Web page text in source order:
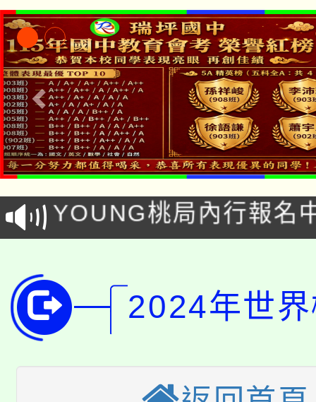
「本色祭」8/29、30在
場熱烈登場!
8/21下午1時於龍潭區
徵才活動。
YOUNG桃局內行報名
局官網。
8月14至27日，桃園電
開!
115年桃園市運動會8/
田徑場及游泳池舉行。
桃園市低收入戶享有免
半價優惠，詳情可洽有
份教師增能研習
大溪自造教育及科技
2024年世